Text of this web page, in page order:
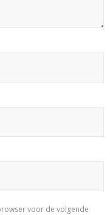
voor de volgende